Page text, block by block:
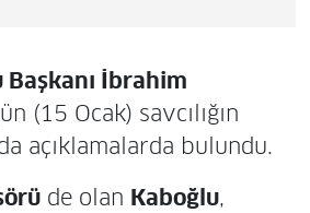
İbrahim
(15 Ocak) savcılığın
açıklamalarda bulundu.
de olan Kaboğlu,